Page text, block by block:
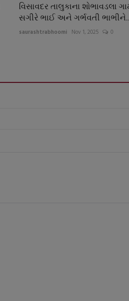
વિસાવદર તાલુકાના શોભાવડલા
સગીરે ભાઈ અને ગર્ભવતી
saurashtrabhoomi Nov 1, 2025 0